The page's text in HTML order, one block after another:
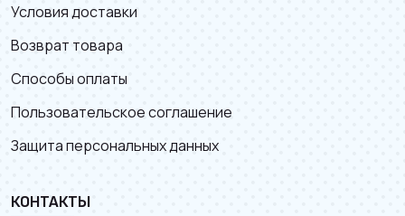
Условия доставки
Возврат товара
Способы оплаты
Пользовательское соглашение
Защита персональных данных
КОНТАКТЫ